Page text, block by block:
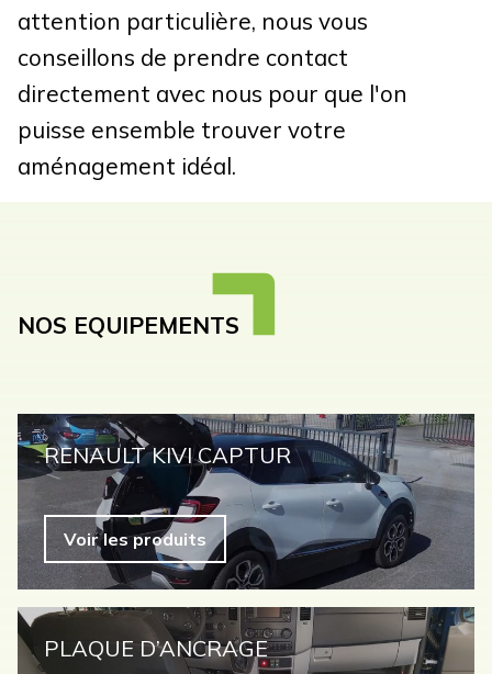
attention particulière, nous vous
conseillons de prendre contact
directement avec nous pour que l'on
puisse ensemble trouver votre
aménagement idéal.
NOS EQUIPEMENTS
RENAULT KIVI CAPTUR
Voir les produits
PLAQUE D’ANCRAGE